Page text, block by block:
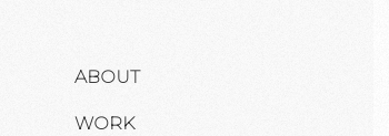
ABOUT
WORK